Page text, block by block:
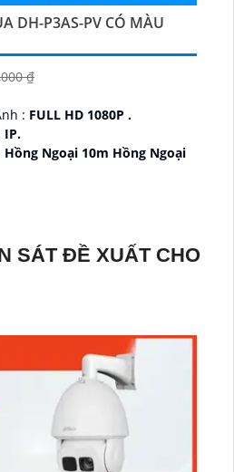
DH-P3AS-PV CÓ MÀU
₫
: FULL HD 1080P .
IP.
Hồng Ngoại 10m Hồng Ngoại
SÁT ĐỀ XUẤT CHO